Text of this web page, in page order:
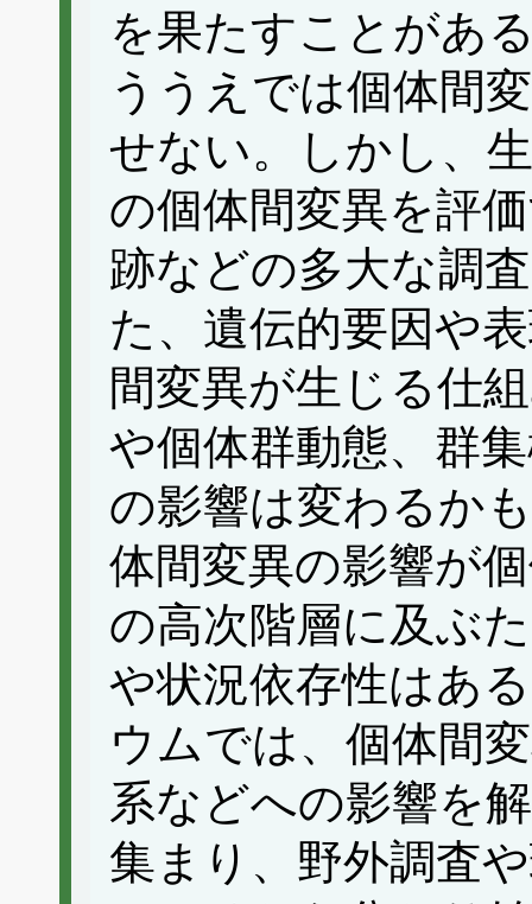
を果たすことがあ
ううえでは個体間
せない。しかし、
の個体間変異を評
跡などの多大な調
た、遺伝的要因や
間変異が生じる仕
や個体群動態、群
の影響は変わるか
体間変異の影響が
の高次階層に及ぶ
や状況依存性はあ
ウムでは、個体間
系などへの影響を
集まり、野外調査